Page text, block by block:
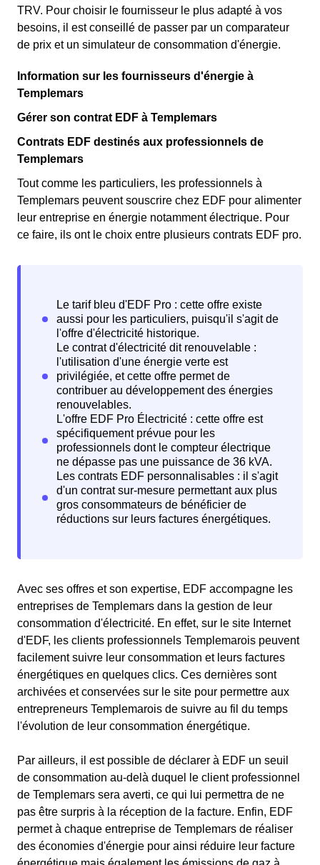
TRV. Pour choisir le fournisseur le plus adapté à vos
besoins, il est conseillé de passer par un comparateur
de prix et un simulateur de consommation d'énergie.
Information sur les fournisseurs d'énergie à
Templemars
Gérer son contrat EDF à Templemars
Contrats EDF destinés aux professionnels de
Templemars
Tout comme les particuliers, les professionnels à
Templemars peuvent souscrire chez EDF pour alimenter
leur entreprise en énergie notamment électrique. Pour
ce faire, ils ont le choix entre plusieurs contrats EDF pro.
Avec ses offres et son expertise, EDF accompagne les
entreprises de Templemars dans la gestion de leur
consommation d'électricité. En effet, sur le site Internet
d'EDF, les clients professionnels Templemarois peuvent
facilement suivre leur consommation et leurs factures
énergétiques en quelques clics. Ces dernières sont
archivées et conservées sur le site pour permettre aux
entrepreneurs Templemarois de suivre au fil du temps
l'évolution de leur consommation énergétique.
Par ailleurs, il est possible de déclarer à EDF un seuil
de consommation au-delà duquel le client professionnel
de Templemars sera averti, ce qui lui permettra de ne
pas être surpris à la réception de la facture. Enfin, EDF
permet à chaque entreprise de Templemars de réaliser
des économies d'énergie pour ainsi réduire leur facture